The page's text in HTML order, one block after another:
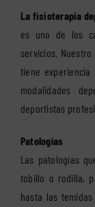
La fisioterapia
es uno de los
servicios.
tiene
modalidades
deportistas
Patologías
Las patologías
tobillo o rodilla,
hasta las